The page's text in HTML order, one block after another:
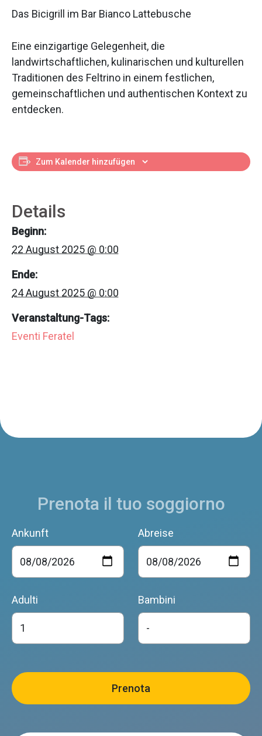
Das Bicigrill im Bar Bianco Lattebusche
Eine einzigartige Gelegenheit, die
landwirtschaftlichen, kulinarischen und kulturellen
Traditionen des Feltrino in einem festlichen,
gemeinschaftlichen und authentischen Kontext zu
entdecken.
Zum Kalender hinzufügen
Details
Beginn:
22 August 2025 @ 0:00
Ende:
24 August 2025 @ 0:00
Veranstaltung-Tags:
Eventi Feratel
Prenota il tuo soggiorno
Ankunft Abreise
Adulti Bambini